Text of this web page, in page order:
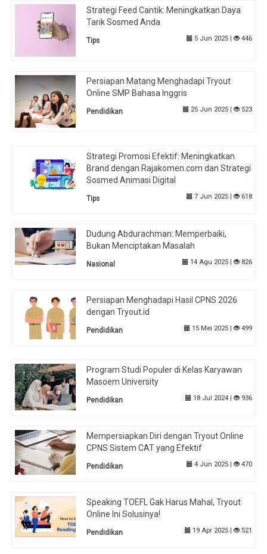
Strategi Feed Cantik: Meningkatkan Daya
Tarik Sosmed Anda
Tips 5 Jun 2025 | 446
Persiapan Matang Menghadapi Tryout
Online SMP Bahasa Inggris
Pendidikan 25 Jun 2025 | 523
Strategi Promosi Efektif: Meningkatkan
Brand dengan Rajakomen.com dan Strategi
Sosmed Animasi Digital
Tips 7 Jun 2025 | 618
Dudung Abdurachman: Memperbaiki,
Bukan Menciptakan Masalah
Nasional 14 Agu 2025 | 826
Persiapan Menghadapi Hasil CPNS 2026
dengan Tryout.id
Pendidikan 15 Mei 2025 | 499
Program Studi Populer di Kelas Karyawan
Masoem University
Pendidikan 18 Jul 2024 | 936
Mempersiapkan Diri dengan Tryout Online
CPNS Sistem CAT yang Efektif
Pendidikan 4 Jun 2025 | 470
Speaking TOEFL Gak Harus Mahal, Tryout
Online Ini Solusinya!
Pendidikan 19 Apr 2025 | 521